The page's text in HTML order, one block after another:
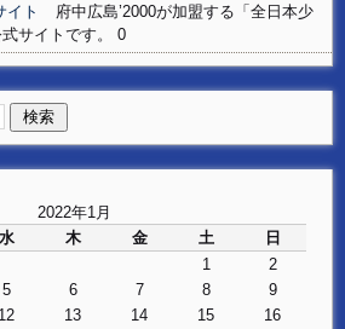
イト
府中広島’2000が加盟する「全日本少
サイトです。 0
2022年1月
水 木 金 土 日
1
2
5 6 7 8
9
12 13 14 15
16